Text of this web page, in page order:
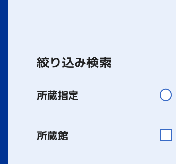
絞り込み検索
所蔵指定
所蔵館